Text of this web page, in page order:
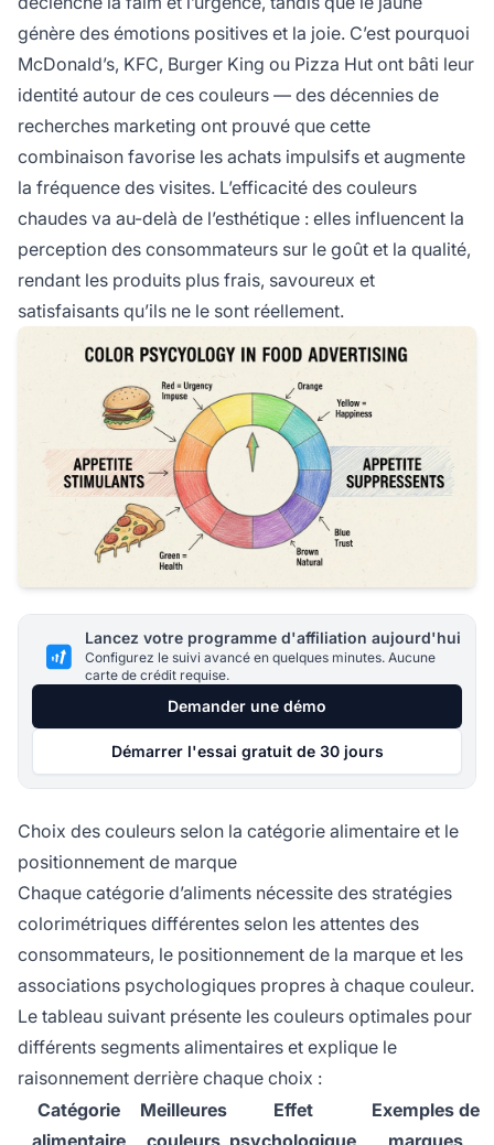
génère des émotions positives et la joie. C’est pourquoi
McDonald’s, KFC, Burger King ou Pizza Hut ont bâti leur
identité autour de ces couleurs — des décennies de
recherches marketing ont prouvé que cette
combinaison favorise les achats impulsifs et augmente
la fréquence des visites. L’efficacité des couleurs
chaudes va au-delà de l’esthétique : elles influencent la
perception des consommateurs sur le goût et la qualité,
rendant les produits plus frais, savoureux et
satisfaisants qu’ils ne le sont réellement.
Lancez votre programme d'affiliation aujourd'hui
Configurez le suivi avancé en quelques minutes. Aucune
carte de crédit requise.
Demander une démo
Démarrer l'essai gratuit de 30 jours
Choix des couleurs selon la catégorie alimentaire et le
positionnement de marque
Chaque catégorie d’aliments nécessite des stratégies
colorimétriques différentes selon les attentes des
consommateurs, le positionnement de la marque et les
associations psychologiques propres à chaque couleur.
Le tableau suivant présente les couleurs optimales pour
différents segments alimentaires et explique le
raisonnement derrière chaque choix :
Catégorie
Meilleures
Effet
Exemples de